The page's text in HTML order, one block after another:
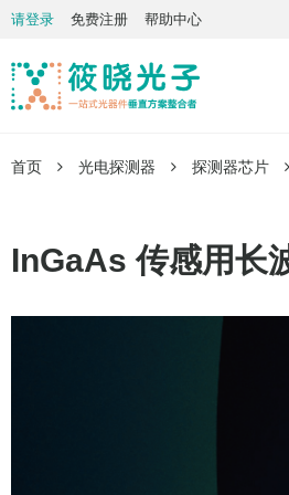
请登录 免费注册 帮助中心
首页 光电探测器 探测器芯片
InGaAs 传感用长